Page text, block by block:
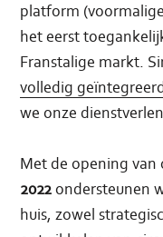
platform
het eerst
Franstalige markt.
volledig
we onze
Met de opening van
2022ondersteunen
huis, zowel